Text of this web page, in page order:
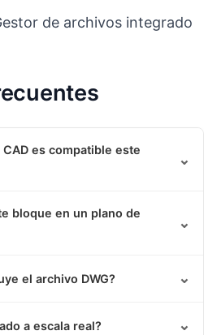
de archivos integrado
es compatible este
⌄
bloque en un plano de
⌄
el archivo DWG? ⌄
a escala real? ⌄